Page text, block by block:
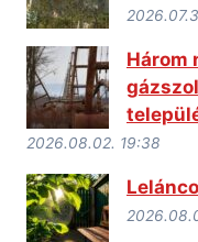
Három
2026.08.02. 19:38